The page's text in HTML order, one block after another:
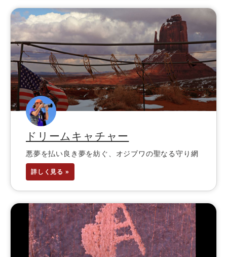
ドリームキャチャー
悪夢を払い良き夢を紡ぐ、オジブワの聖なる守り網
詳しく見る »